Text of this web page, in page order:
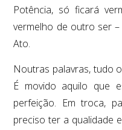
Potência, só ficará
vermelho de outro ser
Ato.
Noutras palavras, tudo
É movido aquilo que
perfeição. Em troca,
preciso ter a qualidade